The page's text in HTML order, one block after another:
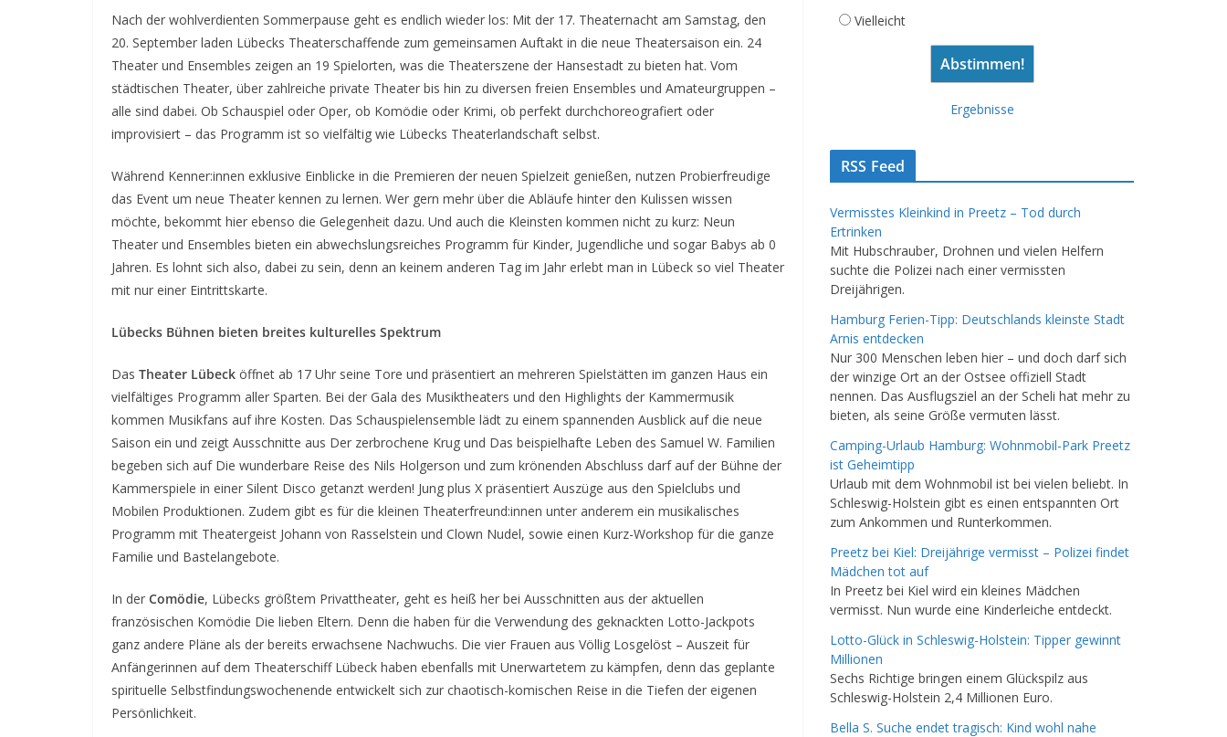
Nach der wohlverdienten Sommerpause geht es endlich wieder los: Mit der 17. Theaternacht am Samstag, den
20. September laden Lübecks Theaterschaffende zum gemeinsamen Auftakt in die neue Theatersaison ein. 24
Theater und Ensembles zeigen an 19 Spielorten, was die Theaterszene der Hansestadt zu bieten hat. Vom
städtischen Theater, über zahlreiche private Theater bis hin zu diversen freien Ensembles und Amateurgruppen –
alle sind dabei. Ob Schauspiel oder Oper, ob Komödie oder Krimi, ob perfekt durchchoreografiert oder
improvisiert – das Programm ist so vielfältig wie Lübecks Theaterlandschaft selbst.
Während Kenner:innen exklusive Einblicke in die Premieren der neuen Spielzeit genießen, nutzen Probierfreudige
das Event um neue Theater kennen zu lernen. Wer gern mehr über die Abläufe hinter den Kulissen wissen
möchte, bekommt hier ebenso die Gelegenheit dazu. Und auch die Kleinsten kommen nicht zu kurz: Neun
Theater und Ensembles bieten ein abwechslungsreiches Programm für Kinder, Jugendliche und sogar Babys ab 0
Jahren. Es lohnt sich also, dabei zu sein, denn an keinem anderen Tag im Jahr erlebt man in Lübeck so viel Theater
mit nur einer Eintrittskarte.
Lübecks Bühnen bieten breites kulturelles Spektrum
Das Theater Lübeck öffnet ab 17 Uhr seine Tore und präsentiert an mehreren Spielstätten im ganzen Haus ein
vielfältiges Programm aller Sparten. Bei der Gala des Musiktheaters und den Highlights der Kammermusik
kommen Musikfans auf ihre Kosten. Das Schauspielensemble lädt zu einem spannenden Ausblick auf die neue
Saison ein und zeigt Ausschnitte aus Der zerbrochene Krug und Das beispielhafte Leben des Samuel W. Familien
begeben sich auf Die wunderbare Reise des Nils Holgerson und zum krönenden Abschluss darf auf der Bühne der
Kammerspiele in einer Silent Disco getanzt werden! Jung plus X präsentiert Auszüge aus den Spielclubs und
Mobilen Produktionen. Zudem gibt es für die kleinen Theaterfreund:innen unter anderem ein musikalisches
Programm mit Theatergeist Johann von Rasselstein und Clown Nudel, sowie einen Kurz-Workshop für die ganze
Familie und Bastelangebote.
In der Comödie, Lübecks größtem Privattheater, geht es heiß her bei Ausschnitten aus der aktuellen
französischen Komödie Die lieben Eltern. Denn die haben für die Verwendung des geknackten Lotto-Jackpots
ganz andere Pläne als der bereits erwachsene Nachwuchs. Die vier Frauen aus Völlig Losgelöst – Auszeit für
Anfängerinnen auf dem Theaterschiff Lübeck haben ebenfalls mit Unerwartetem zu kämpfen, denn das geplante
spirituelle Selbstfindungswochenende entwickelt sich zur chaotisch-komischen Reise in die Tiefen der eigenen
Persönlichkeit.
Vielleicht
Ergebnisse
RSS Feed
Vermisstes Kleinkind in Preetz – Tod durch
Ertrinken
Mit Hubschrauber, Drohnen und vielen Helfern
suchte die Polizei nach einer vermissten
Dreijährigen.
Hamburg Ferien-Tipp: Deutschlands kleinste Stadt
Arnis entdecken
Nur 300 Menschen leben hier – und doch darf sich
der winzige Ort an der Ostsee offiziell Stadt
nennen. Das Ausflugsziel an der Scheli hat mehr zu
bieten, als seine Größe vermuten lässt.
Camping-Urlaub Hamburg: Wohnmobil-Park Preetz
ist Geheimtipp
Urlaub mit dem Wohnmobil ist bei vielen beliebt. In
Schleswig-Holstein gibt es einen entspannten Ort
zum Ankommen und Runterkommen.
Preetz bei Kiel: Dreijährige vermisst – Polizei findet
Mädchen tot auf
In Preetz bei Kiel wird ein kleines Mädchen
vermisst. Nun wurde eine Kinderleiche entdeckt.
Lotto-Glück in Schleswig-Holstein: Tipper gewinnt
Millionen
Sechs Richtige bringen einem Glückspilz aus
Schleswig-Holstein 2,4 Millionen Euro.
Bella S. Suche endet tragisch: Kind wohl nahe